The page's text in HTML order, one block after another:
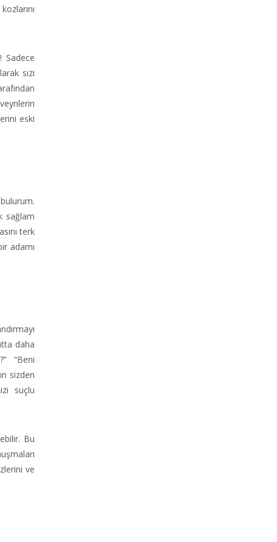
Sadece
sizi
eski
sağlam
terk
adamı
daha
“Beni
sizden
suçlu
Bu
ve